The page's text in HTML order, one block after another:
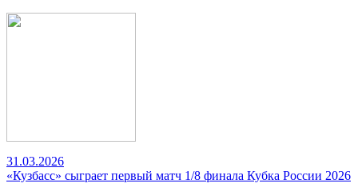
31.03.2026
«Кузбасс» сыграет первый матч 1/8 финала Кубка России 2026